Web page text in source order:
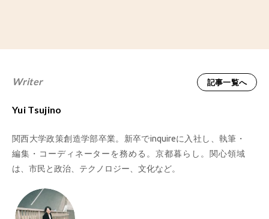
Writer
Yui Tsujino
記事一覧へ
関西大学政策創造学部卒業。新卒でinquireに入社し、執筆・
編集・コーディネーターを務める。京都暮らし。関心領域
は、市民と政治、テクノロジー、文化など。